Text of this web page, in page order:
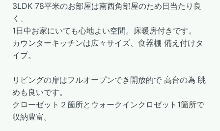
3LDK 78平米のお部屋は南西角部屋のため日当たり良
く、
1日中お家にいても心地よい空間。床暖房付きです。
カウンターキッチンは広々サイズ、食器棚 備え付けタ
イプ。
リビングの扉はフルオープンでき開放的で 高台の為 眺
めも良いです。
クローゼット２箇所とウォークインクロゼット1箇所で
収納豊富。